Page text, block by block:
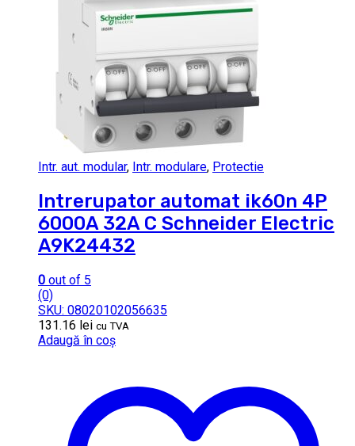
Intr. aut. modular, Intr. modulare, Protectie
Intrerupator automat ik60n 4P
6000A 32A C Schneider Electric
A9K24432
0 out of 5
(0)
SKU: 08020102056635
131.16 lei cu TVA
Adaugă în coș